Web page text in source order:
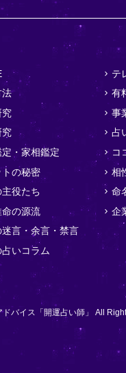
法
究
究
・家相鑑定
トの秘密
役たち
命の源流
言・余言・禁言
いコラム
テ
有
事
占
コ
相
命
企
バイス「開運占い師」 All